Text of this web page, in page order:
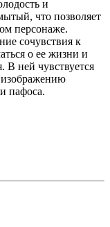
и
что позволяет
персонаже.
сочувствия к
о ее жизни и
В ней чувствуется
изображению
пафоса.